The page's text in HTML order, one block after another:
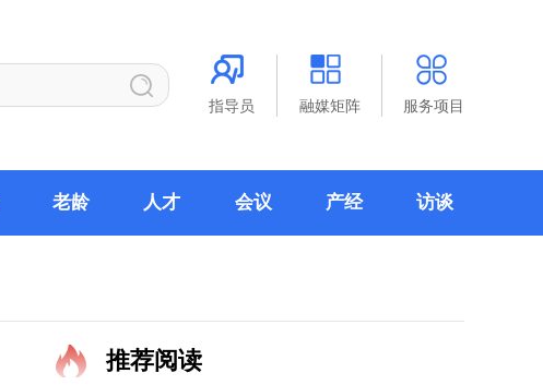
指导员 融媒矩阵 服务项目
老龄 人才 会议 产经 访谈
推荐阅读